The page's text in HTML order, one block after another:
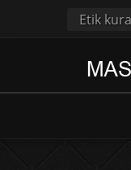
Etik